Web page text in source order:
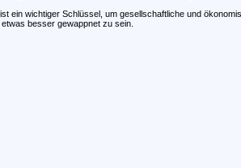
ein wichtiger Schlüssel, um gesellschaftliche und
besser gewappnet zu sein.